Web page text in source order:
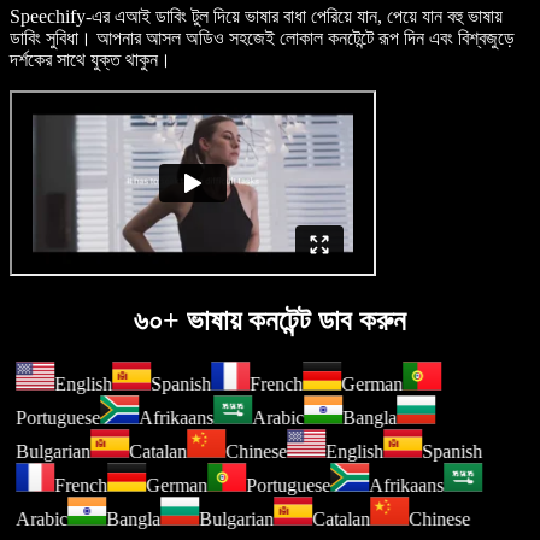
Speechify-এর এআই ডাবিং টুল দিয়ে ভাষার বাধা পেরিয়ে যান, পেয়ে যান বহু ভাষায়
ডাবিং সুবিধা। আপনার আসল অডিও সহজেই লোকাল কনটেন্টে রূপ দিন এবং বিশ্বজুড়ে
দর্শকের সাথে যুক্ত থাকুন।
৬০+ ভাষায় কনটেন্ট ডাব করুন
English Spanish French
German
Portuguese
Afrikaans Arabic
Bangla
Bulgarian
Catalan Chinese English
Spanish
French
German Portuguese
Afrikaans
Arabic
Bangla Bulgarian Catalan Chinese